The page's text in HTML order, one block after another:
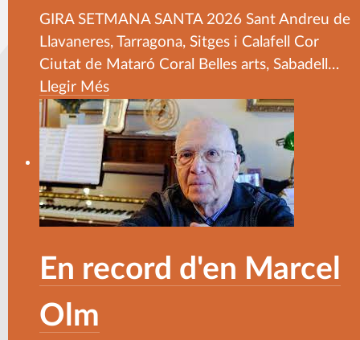
GIRA SETMANA SANTA 2026 Sant Andreu de
Llavaneres, Tarragona, Sitges i Calafell Cor
Ciutat de Mataró Coral Belles arts, Sabadell …
Llegir Més
En record d'en Marcel
Olm